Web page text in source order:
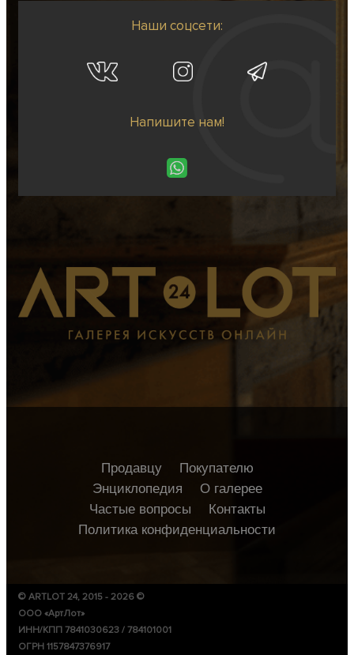
Наши соцсети:
Напишите нам!
Продавцу
Покупателю
Энциклопедия
О галерее
Частые вопросы
Контакты
Политика конфиденциальности
© ARTLOT 24, 2015 - 2026 ©
ООО «АртЛот»
ИНН/КПП 7841030623 / 784101001
ОГРН 1157847376917